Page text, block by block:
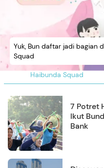
Haibunda Squad
Yuk, Bun daftar jadi bagian
Squad
7 Potret
Ikut
Bank